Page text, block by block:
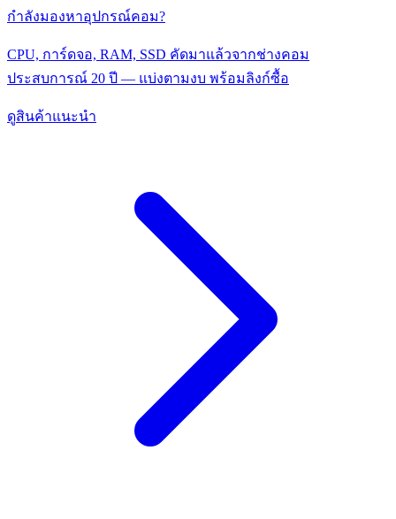
กำลังมองหาอุปกรณ์คอม?
CPU, การ์ดจอ, RAM, SSD คัดมาแล้วจากช่างคอม
ประสบการณ์ 20 ปี — แบ่งตามงบ พร้อมลิงก์ซื้อ
ดูสินค้าแนะนำ